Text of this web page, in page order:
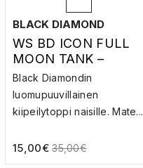
BLACK DIAMOND
WS BD ICON FULL
MOON TANK –
HIHATON PAITA
Black Diamondin
luomupuuvillainen
kiipeilytoppi naisille. Mate...
15,00€ 35,00€